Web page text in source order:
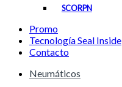
SCORPN
Promo
Tecnología Seal Inside
Contacto
Neumáticos